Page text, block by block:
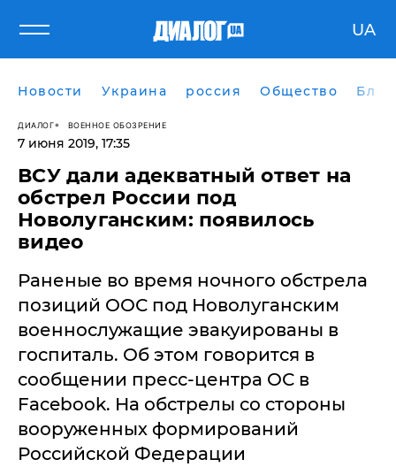
UA
Новости Украина россия Общество
ДИАЛОГ ВОЕННОЕ ОБОЗРЕНИЕ
7 июня 2019, 17:35
ВСУ дали адекватный ответ на
обстрел России под
Новолуганским: появилось
видео
Раненые во время ночного обстрела
позиций ООС под Новолуганским
военнослужащие эвакуированы в
госпиталь. Об этом говорится в
сообщении пресс-центра ОС в
Facebook. На обстрелы со стороны
вооруженных формирований
Российской Федерации